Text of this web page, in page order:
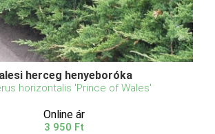
herceg henyeboróka
horizontalis 'Prince of Wales'
Online ár
3 950 Ft